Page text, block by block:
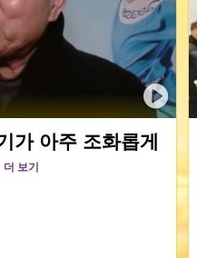
가 아주 조화롭게
더 보기